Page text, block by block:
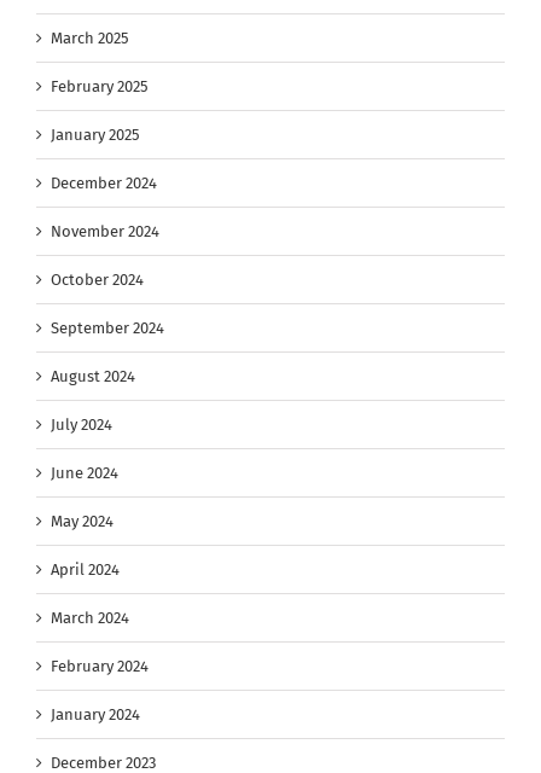
March 2025
February 2025
January 2025
December 2024
November 2024
October 2024
September 2024
August 2024
July 2024
June 2024
May 2024
April 2024
March 2024
February 2024
January 2024
December 2023